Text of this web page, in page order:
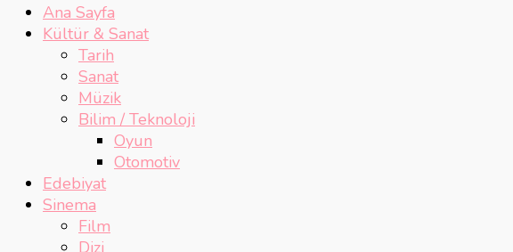
Ana Sayfa
Kültür & Sanat
Tarih
Sanat
Müzik
Bilim / Teknoloji
Oyun
Otomotiv
Edebiyat
Sinema
Film
Dizi